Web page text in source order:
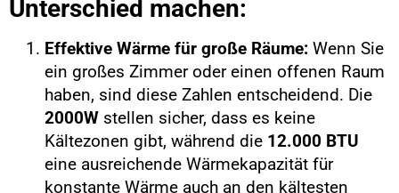
Unterschied machen:
Effektive Wärme für große Räume: Wenn Sie
ein großes Zimmer oder einen offenen Raum
haben, sind diese Zahlen entscheidend. Die
2000W stellen sicher, dass es keine
Kältezonen gibt, während die 12.000 BTU
eine ausreichende Wärmekapazität für
konstante Wärme auch an den kältesten